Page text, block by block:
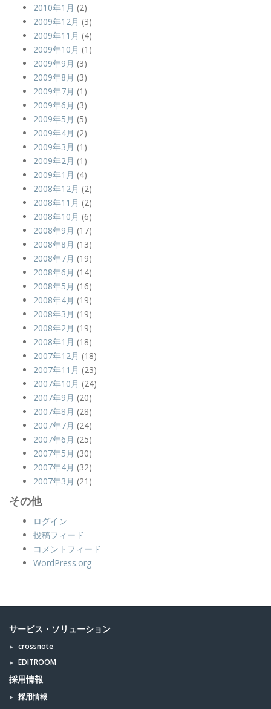
2010年1月 (2)
2009年12月 (3)
2009年11月 (4)
2009年10月 (1)
2009年9月 (3)
2009年8月 (3)
2009年7月 (1)
2009年6月 (3)
2009年5月 (5)
2009年4月 (2)
2009年3月 (1)
2009年2月 (1)
2009年1月 (4)
2008年12月 (2)
2008年11月 (2)
2008年10月 (6)
2008年9月 (17)
2008年8月 (13)
2008年7月 (19)
2008年6月 (14)
2008年5月 (16)
2008年4月 (19)
2008年3月 (19)
2008年2月 (19)
2008年1月 (18)
2007年12月 (18)
2007年11月 (23)
2007年10月 (24)
2007年9月 (20)
2007年8月 (28)
2007年7月 (24)
2007年6月 (25)
2007年5月 (30)
2007年4月 (32)
2007年3月 (21)
その他
ログイン
投稿フィード
コメントフィード
WordPress.org
サービス・ソリューション
crossnote
EDITROOM
採用情報
採用情報